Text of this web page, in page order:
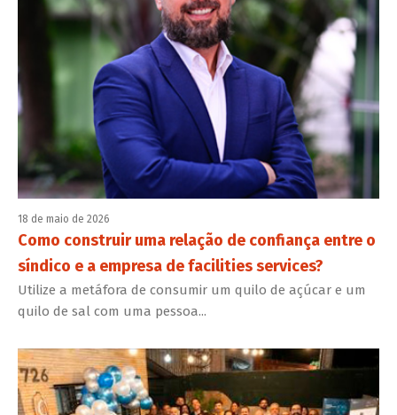
18 de maio de 2026
Como construir uma relação de confiança entre o
síndico e a empresa de facilities services?
Utilize a metáfora de consumir um quilo de açúcar e um
quilo de sal com uma pessoa...